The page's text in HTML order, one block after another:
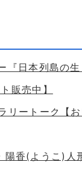
日本列島の生
販売中】
ートーク【お
(ようこ)人